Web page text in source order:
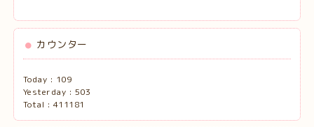
カウンター
Today : 109
Yesterday : 503
Total : 411181